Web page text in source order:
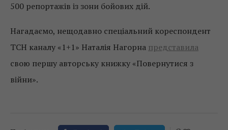
500 репортажів із зони бойових дій.
Нагадаємо, нещодавно спеціальний кореспондент
ТСН каналу «1+1» Наталія Нагорна представила
свою першу авторську книжку «Повернутися з
війни».